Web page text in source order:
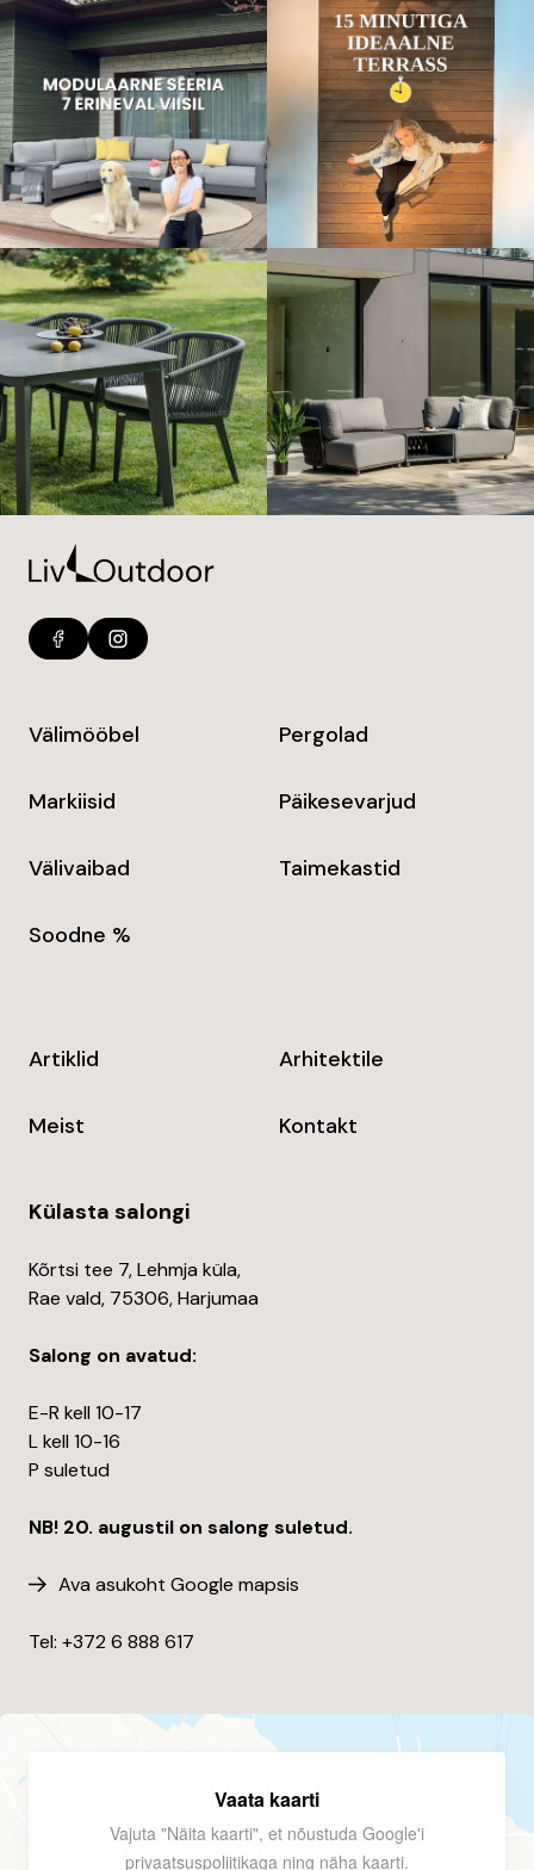
Välimööbel Pergolad
Markiisid Päikesevarjud
Välivaibad Taimekastid
Soodne %
Artiklid Arhitektile
Meist Kontakt
Külasta salongi
Kõrtsi tee 7, Lehmja küla,
Rae vald, 75306, Harjumaa
Salong on avatud:
E-R kell 10-17
L kell 10-16
P suletud
NB! 20. augustil on salong suletud.
Ava asukoht Google mapsis
Tel: +372 6 888 617
Vaata kaarti
Vajuta "Näita kaarti", et nõustuda Google'i
privaatsuspoliitikaga ning näha kaarti.